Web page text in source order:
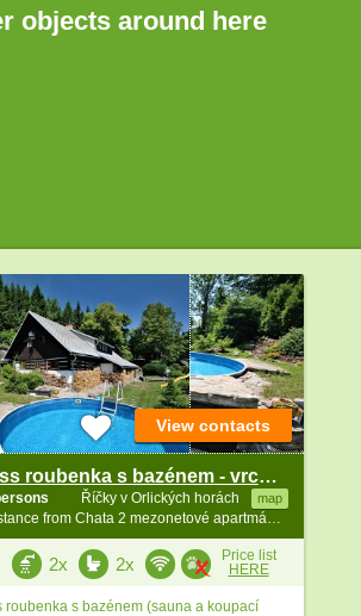
objects around here
Wellness roubenka s bazénem - vrch Zakletý
Říčky v Orlických horách map
0.6 km distance from Chata 2 mezonetové apartmány - Zakletý
View contacts
2x 2x
Price list
HERE
roubenka s bazénem (sauna a koupací